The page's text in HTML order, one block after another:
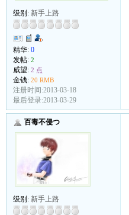
级别: 新手上路
精华: 0
发帖: 2
威望: 2 点
金钱: 20 RMB
注册时间:2013-03-18
最后登录:2013-03-29
百毒不侵つ
级别: 新手上路